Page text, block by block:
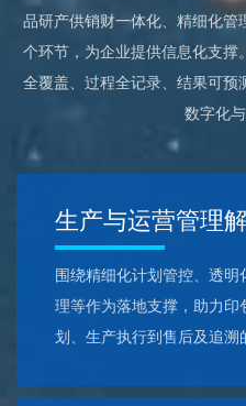
品研产供销财一体化、精细化管
个环节，为企业提供信息化支撑
全覆盖、过程全记录、结果可预
数字化与
生产与运营管理
围绕精细化计划管控、透
理等作为落地支撑，助力
划、生产执行到售后及追溯